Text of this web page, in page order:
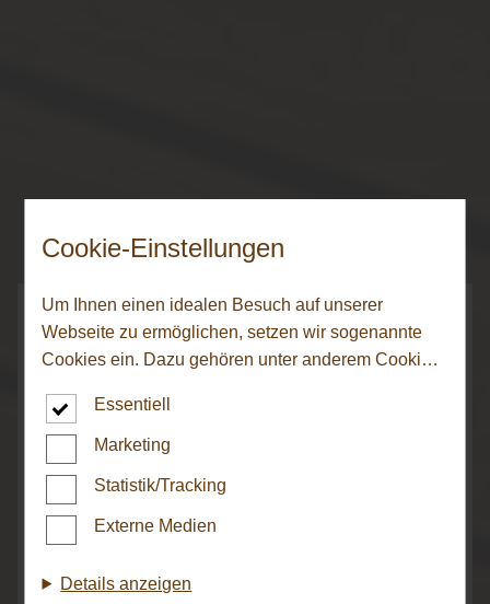
HARO Aktionsböden
Sparen Sie beim Kauf eines aktuellen Premium-
Cookie-Einstellungen
Um Ihnen einen idealen Besuch auf unserer
Webseite zu ermöglichen, setzen wir sogenannte
Cookies ein. Dazu gehören unter anderem Cookies,
unserer kommerziellen Unternehmensseite
notwendig sind. Zusätzlich verwenden wir Cookies
zur anonymen Erhebung von Statistiken sowie
solche, die zur Ausspielung und Anzeige
personalisierter Inhalte auch nach dem Besuch
unserer Webseite eingesetzt werden können. Durch
unsere Cookie-Einstellungen können Sie selbst
Essentiell
Marketing
Statistik/Tracking
Externe Medien
Details anzeigen